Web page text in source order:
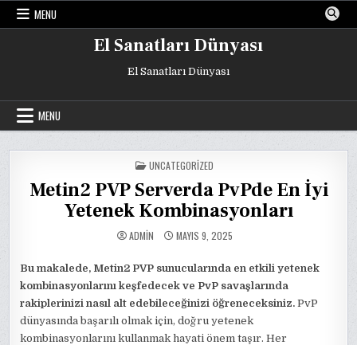
Skip
MENU
El Sanatları Dünyası
El Sanatları Dünyası
MENU
POSTED
IN
UNCATEGORIZED
Metin2 PVP Serverda PvPde En İyi
Yetenek Kombinasyonları
ADMIN MAYIS 9, 2025
Bu makalede, Metin2 PVP sunucularında en etkili yetenek
kombinasyonlarını keşfedecek ve PvP savaşlarında
rakiplerinizi nasıl alt edebileceğinizi öğreneceksiniz. PvP
dünyasında başarılı olmak için, doğru yetenek
kombinasyonlarını kullanmak hayati önem taşır. Her